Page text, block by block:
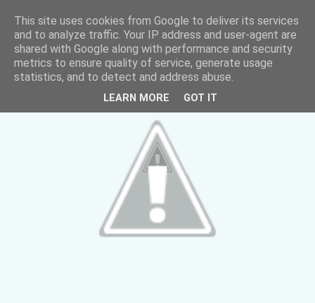
This site uses cookies from Google to deliver its services
and to analyze traffic. Your IP address and user-agent are
shared with Google along with performance and security
metrics to ensure quality of service, generate usage
statistics, and to detect and address abuse.
LEARN MORE GOT IT